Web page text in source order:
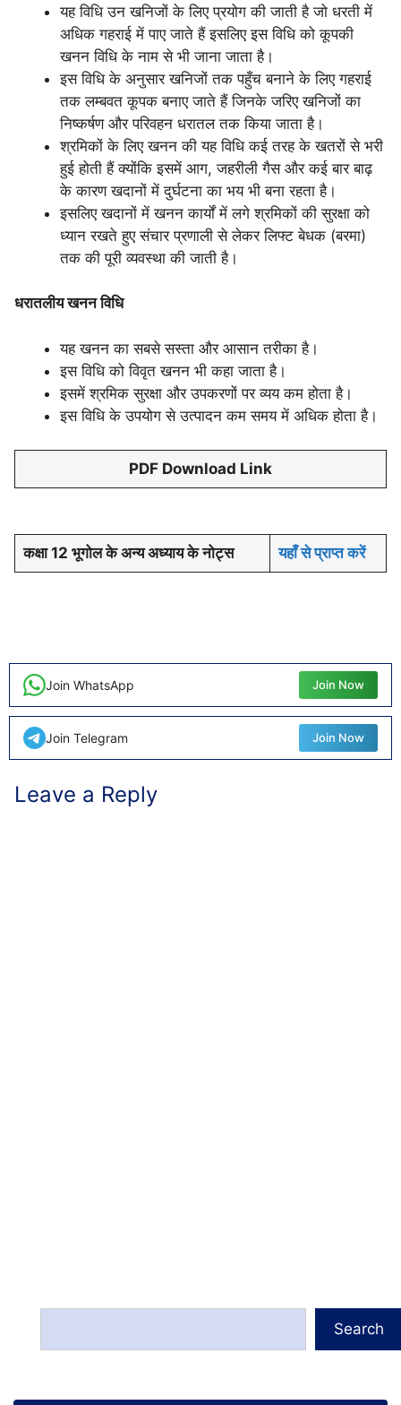
यह विधि उन खनिजों के लिए प्रयोग की जाती है जो धरती में
अधिक गहराई में पाए जाते हैं इसलिए इस विधि को कूपकी
खनन विधि के नाम से भी जाना जाता है।
इस विधि के अनुसार खनिजों तक पहुँच बनाने के लिए गहराई
तक लम्बवत कूपक बनाए जाते हैं जिनके जरिए खनिजों का
निष्कर्षण और परिवहन धरातल तक किया जाता है।
श्रमिकों के लिए खनन की यह विधि कई तरह के खतरों से भरी
हुई होती हैं क्योंकि इसमें आग, जहरीली गैस और कई बार बाढ़
के कारण खदानों में दुर्घटना का भय भी बना रहता है।
इसलिए खदानों में खनन कार्यों में लगे श्रमिकों की सुरक्षा को
ध्यान रखते हुए संचार प्रणाली से लेकर लिफ्ट बेधक (बरमा)
तक की पूरी व्यवस्था की जाती है।
धरातलीय खनन विधि
यह खनन का सबसे सस्ता और आसान तरीका है।
इस विधि को विवृत खनन भी कहा जाता है।
इसमें श्रमिक सुरक्षा और उपकरणों पर व्यय कम होता है।
इस विधि के उपयोग से उत्पादन कम समय में अधिक होता है।
PDF Download Link
कक्षा 12 भूगोल के अन्य अध्याय के नोट्स यहाँ से प्राप्त करें
Join WhatsApp Join Now
Join Telegram Join Now
Leave a Reply
Search